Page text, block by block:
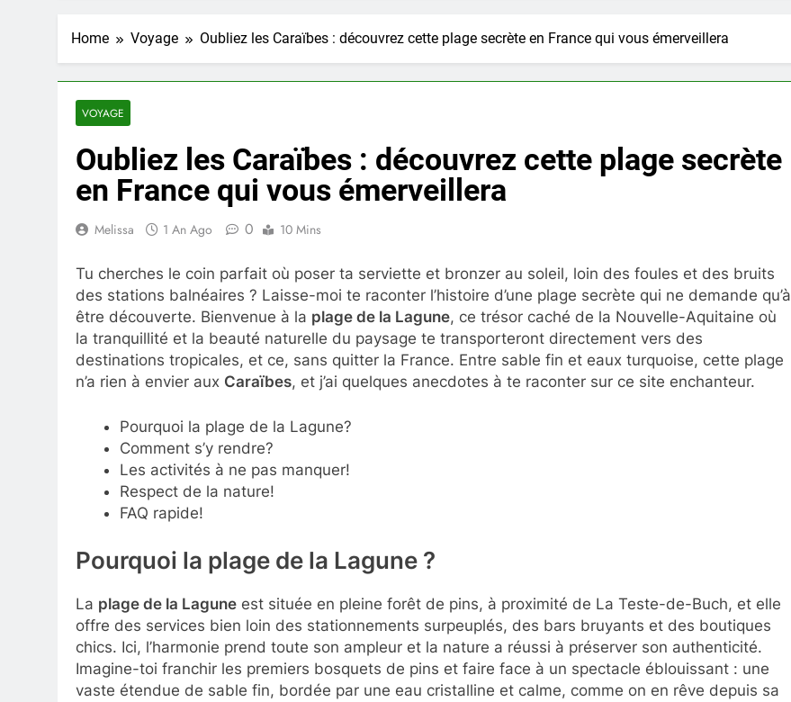
Home Voyage Oubliez les Caraïbes : découvrez cette plage secrète en France qui vous émerveillera
VOYAGE
Oubliez les Caraïbes : découvrez cette plage secrète
en France qui vous émerveillera
Melissa 1 An Ago 0 10 Mins
Tu cherches le coin parfait où poser ta serviette et bronzer au soleil, loin des foules et des bruits
des stations balnéaires ? Laisse-moi te raconter l’histoire d’une plage secrète qui ne demande qu’à
être découverte. Bienvenue à la plage de la Lagune, ce trésor caché de la Nouvelle-Aquitaine où
la tranquillité et la beauté naturelle du paysage te transporteront directement vers des
destinations tropicales, et ce, sans quitter la France. Entre sable fin et eaux turquoise, cette plage
n’a rien à envier aux Caraïbes, et j’ai quelques anecdotes à te raconter sur ce site enchanteur.
Pourquoi la plage de la Lagune?
Comment s’y rendre?
Les activités à ne pas manquer!
Respect de la nature!
FAQ rapide!
Pourquoi la plage de la Lagune ?
La plage de la Lagune est située en pleine forêt de pins, à proximité de La Teste-de-Buch, et elle
offre des services bien loin des stationnements surpeuplés, des bars bruyants et des boutiques
chics. Ici, l’harmonie prend toute son ampleur et la nature a réussi à préserver son authenticité.
Imagine-toi franchir les premiers bosquets de pins et faire face à un spectacle éblouissant : une
vaste étendue de sable fin, bordée par une eau cristalline et calme, comme on en rêve depuis sa